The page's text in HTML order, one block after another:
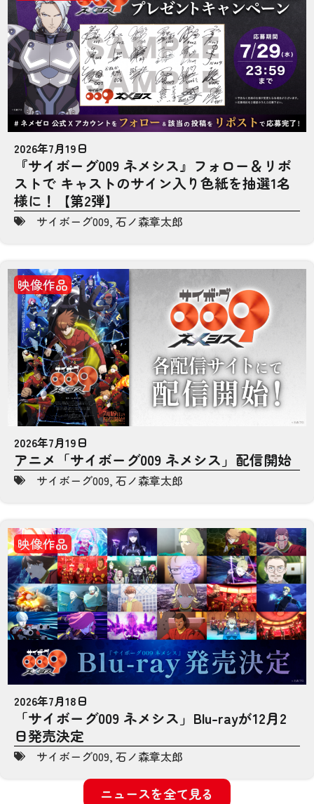
2026年7月19日
『サイボーグ009 ネメシス』フォロー＆リポ
ストで キャストのサイン入り色紙を抽選1名
様に！【第2弾】
サイボーグ009, 石ノ森章太郎
映像作品
2026年7月19日
アニメ「サイボーグ009 ネメシス」配信開始
サイボーグ009, 石ノ森章太郎
映像作品
2026年7月18日
「サイボーグ009 ネメシス」Blu-rayが12月2
日発売決定
サイボーグ009, 石ノ森章太郎
ニュースを全て見る